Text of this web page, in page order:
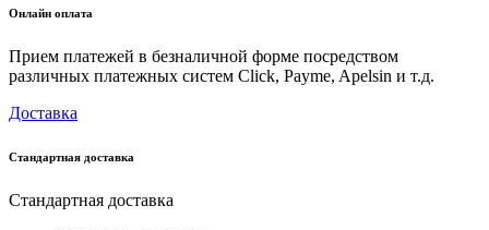
Онлайн оплата
Прием платежей в безналичной форме посредством
различных платежных систем Click, Payme, Apelsin и т.д.
Доставка
Стандартная доставка
Стандартная доставка